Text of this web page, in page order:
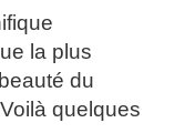
la plus
du
quelques